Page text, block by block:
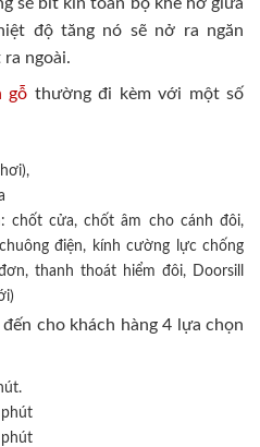
độ tăng nó sẽ nở ra ngăn
ngoài.
gỗ thường đi kèm với một số
chốt cửa, chốt âm cho cánh đôi,
điện, kính cường lực chống
thanh thoát hiểm đôi, Doorsill
cho khách hàng 4 lựa chọn